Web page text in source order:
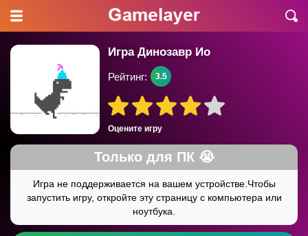
Игра Динозавр Ио
Оцените игру
Рейтинг: 3.5